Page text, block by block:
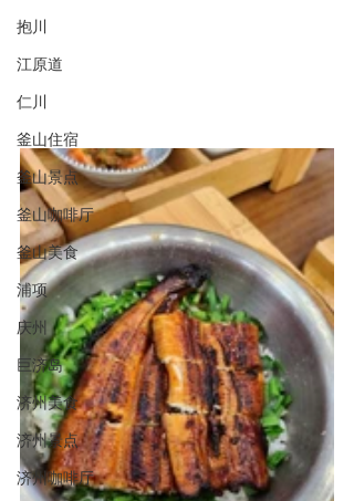
抱川
江原道
仁川
釜山住宿
釜山景点
釜山咖啡厅
釜山美食
浦项
庆州
巨济岛
济州美食
济州景点
济州咖啡厅